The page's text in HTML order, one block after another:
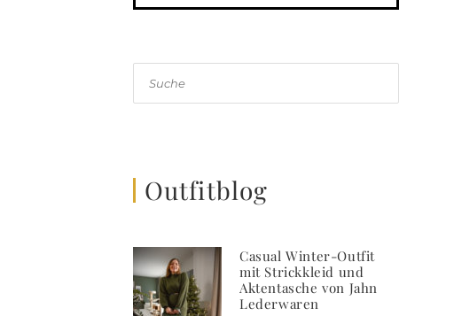
Suche
Outfitblog
Casual Winter-Outfit
mit Strickkleid und
Aktentasche von Jahn
Lederwaren